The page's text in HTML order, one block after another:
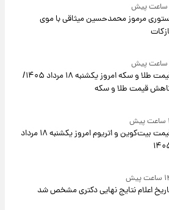
مرموز محمدحسین میثاقی با موی
قیمت طلا و سکه امروز یکشنبه ۱۸ مرداد ۱۴۰۵/
قیمت طلا و سکه
قیمت بیت‌کوین و اتریوم امروز یکشنبه ۱۸ مرداد
پیش
اعلام نتایج نهایی دکتری مشخص شد